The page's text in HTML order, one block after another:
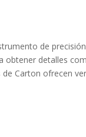
de
obtener detalles
Carton ofrecen